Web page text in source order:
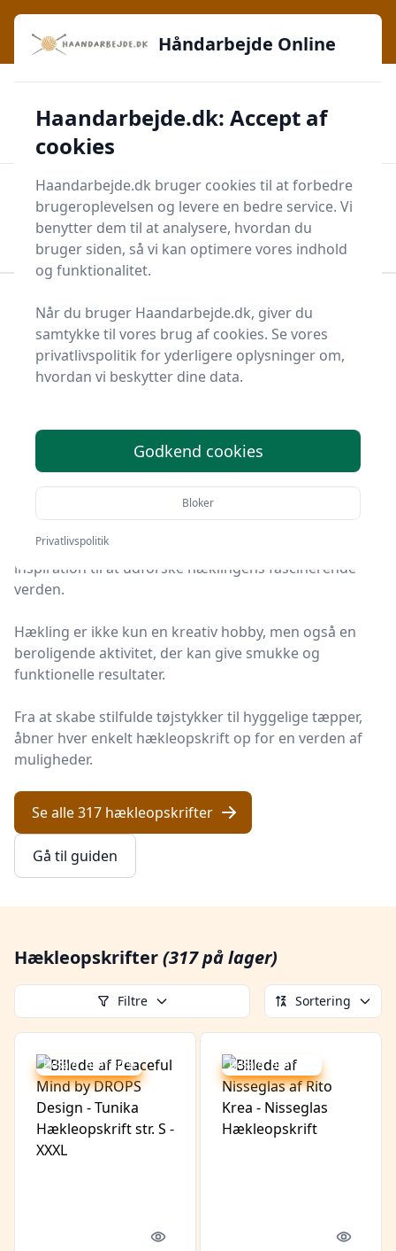
Håndarbejde Online - Inspiration, teknikker og fællesskab -
lige ved hånden
Shopping med sikkerhed ✔️ Altid de bedste priser
Mærker i høj kvalitet
Start søgning
Start søgning
Forside Krea Håndarbejde
Garn og Stof
Hækleudstyr
Hækleopskrift
Hækleopskrifter - 317
Velkommen til den ultimative guide om
hækleopskrifter!
Uanset om du er nybegynder eller en erfaren hækler,
vil denne omfattende guide give dig indsigt og
inspiration til at udforske hæklingens fascinerende
verden.
Hækling er ikke kun en kreativ hobby, men også en
beroligende aktivitet, der kan give smukke og
funktionelle resultater.
Fra at skabe stilfulde tøjstykker til hyggelige tæpper,
åbner hver enkelt hækleopskrift op for en verden af
muligheder.
Se alle 317 hækleopskrifter
Gå til guiden
Hækleopskrifter(317 på lager)
Filtre Sortering
Udsalg - spar 30 %
Quick look
Udsalg - spar 4 %
Quick
Håndarbejde Online
Haandarbejde.dk: Accept af
cookies
Haandarbejde.dk bruger cookies til at forbedre
brugeroplevelsen og levere en bedre service. Vi
benytter dem til at analysere, hvordan du
bruger siden, så vi kan optimere vores indhold
og funktionalitet.
Når du bruger Haandarbejde.dk, giver du
samtykke til vores brug af cookies. Se vores
privatlivspolitik for yderligere oplysninger om,
hvordan vi beskytter dine data.
Godkend cookies
Bloker
Privatlivspolitik